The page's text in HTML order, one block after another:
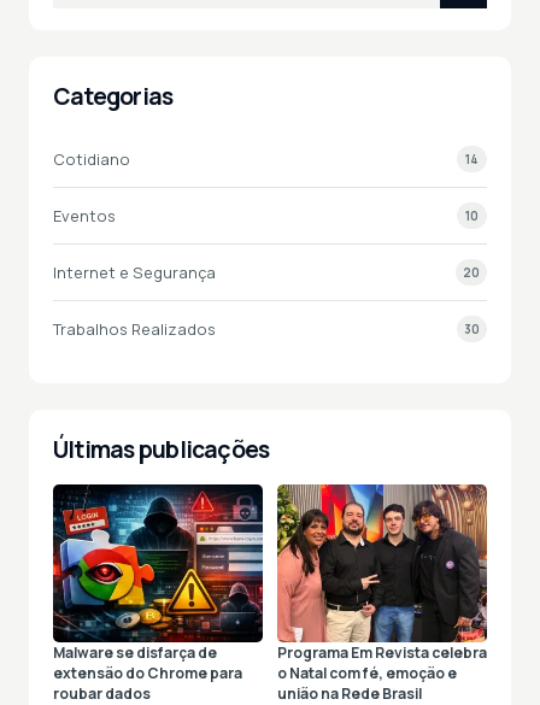
Categorias
Cotidiano 14
Eventos 10
Internet e Segurança 20
Trabalhos Realizados 30
Últimas publicações
Malware se disfarça de
extensão do Chrome para
roubar dados
Programa Em Revista celebra
o Natal com fé, emoção e
união na Rede Brasil